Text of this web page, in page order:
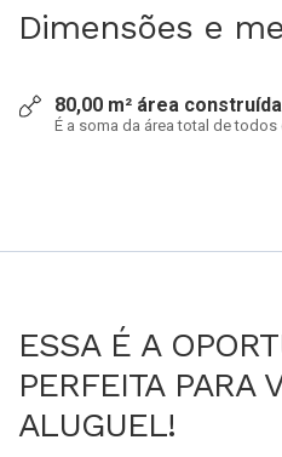
Dimensões e
80,00 m² área construída
É a soma da área total de
ESSA É A
PERFEITA PARA
ALUGUEL!